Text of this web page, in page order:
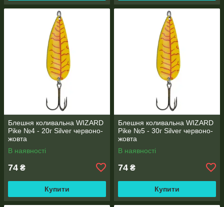
Блешня коливальна WIZARD
Pike №4 - 20г Silver червоно-
жовта
В наявності
74 ₴
Купити
Блешня коливальна WIZARD
Pike №5 - 30г Silver червоно-
жовта
В наявності
74 ₴
Купити